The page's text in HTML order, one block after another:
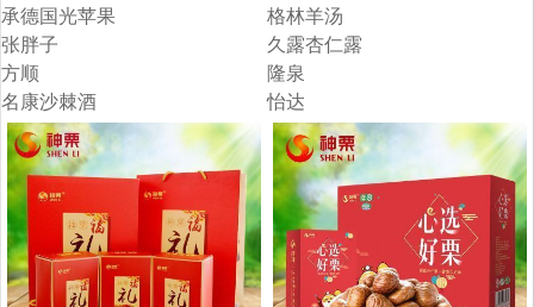
承德国光苹果
格林羊汤
张胖子
久露杏仁露
方顺
隆泉
名康沙棘酒
怡达